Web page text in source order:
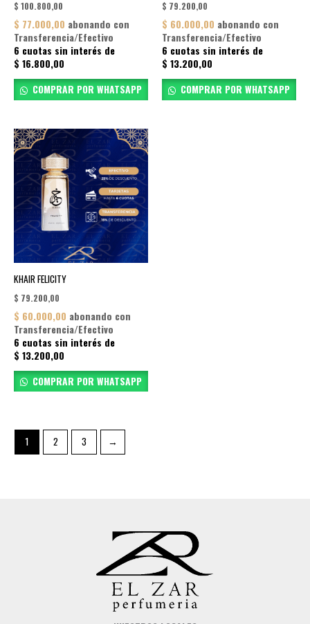
$ 100.800,00
$ 77.000,00 abonando con
Transferencia/Efectivo
6 cuotas sin interés de
$ 16.800,00
COMPRAR POR WHATSAPP
$ 79.200,00
$ 60.000,00 abonando con
Transferencia/Efectivo
6 cuotas sin interés de
$ 13.200,00
COMPRAR POR WHATSAPP
KHAIR FELICITY
$ 79.200,00
$ 60.000,00 abonando con
Transferencia/Efectivo
6 cuotas sin interés de
$ 13.200,00
COMPRAR POR WHATSAPP
1 2 3 →